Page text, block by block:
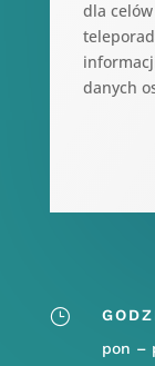
dla
danych
}
pon –